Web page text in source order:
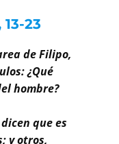
23
de Filipo,
¿Qué
hombre?
que es
y otros,